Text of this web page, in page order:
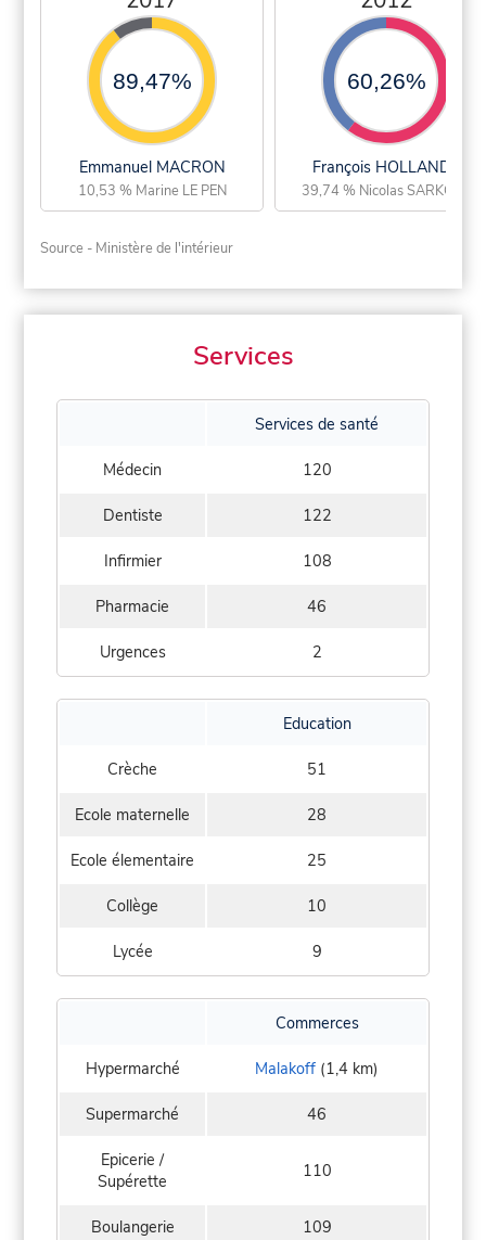
89,47%
Emmanuel MACRON
10,53 % Marine LE PEN
60,26%
François HOLLANDE
39,74 % Nicolas SARKOZY
Source - Ministère de l'intérieur
Services
Services de santé
Médecin 120
Dentiste 122
Infirmier 108
Pharmacie 46
Urgences 2
Education
Crèche 51
Ecole maternelle 28
Ecole élementaire 25
Collège 10
Lycée 9
Commerces
Hypermarché Malakoff (1,4 km)
Supermarché 46
Epicerie /
Supérette
110
Boulangerie 109